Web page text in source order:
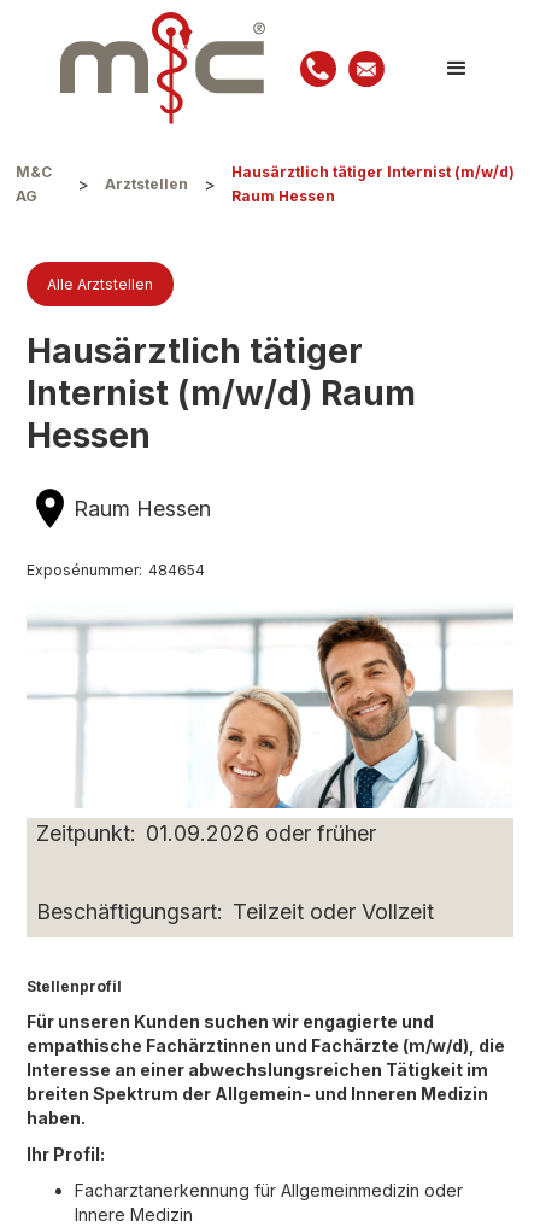
M&C
AG
> Arztstellen >
Hausärztlich tätiger Internist (m/w/d)
Raum Hessen
Alle Arztstellen
Hausärztlich tätiger
Internist (m/w/d) Raum
Hessen
Raum Hessen
Exposénummer: 484654
Zeitpunkt: 01.09.2026 oder früher
Beschäftigungsart: Teilzeit oder Vollzeit
Stellenprofil
Für unseren Kunden suchen wir engagierte und
empathische Fachärztinnen und Fachärzte (m/w/d), die
Interesse an einer abwechslungsreichen Tätigkeit im
breiten Spektrum der Allgemein- und Inneren Medizin
haben.
Ihr Profil:
Facharztanerkennung für Allgemeinmedizin oder
Innere Medizin